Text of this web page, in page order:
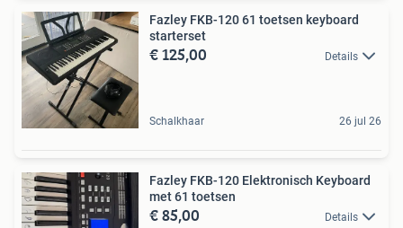
Fazley FKB-120 61 toetsen keyboard
starterset
€ 125,00 Details
Schalkhaar 26 jul 26
Fazley FKB-120 Elektronisch Keyboard
met 61 toetsen
€ 85,00 Details